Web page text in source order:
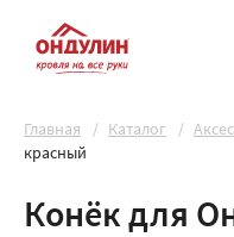
Главная Каталог
красный
Конёк для